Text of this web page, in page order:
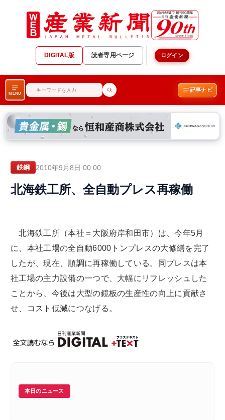
DIGITAL版 読者専用ページ ログイン
MENU
記事ナビ
鉄鋼 2010年9月8日 00:00
北海鉄工所、全自動プレス再稼働
北海鉄工所（本社＝大阪府岸和田市）は、今年5月
に、本社工場の全自動6000トンプレスの大修繕を完了
したが、現在、順調に再稼働している。同プレスは本
社工場の主力設備の一つで、大幅にリフレッシュした
ことから、今後は大型の鏡板の生産性の向上に貢献さ
せ、コスト低減につなげる。
本日のニュース